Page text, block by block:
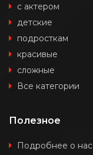
с актером
детские
подросткам
красивые
сложные
Все категории
Полезное
Подробнее о нас